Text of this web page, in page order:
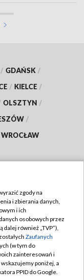
/ GDAŃSK /
/ KIELCE /
OLSZTYN /
/
WROCŁAW
zgody na
i zbierania danych,
i ich
osobowych przez
dalej również „TVP”),
Zaufanych
(w tym do
zainteresowań i
poniżej, a
PPID do Google.